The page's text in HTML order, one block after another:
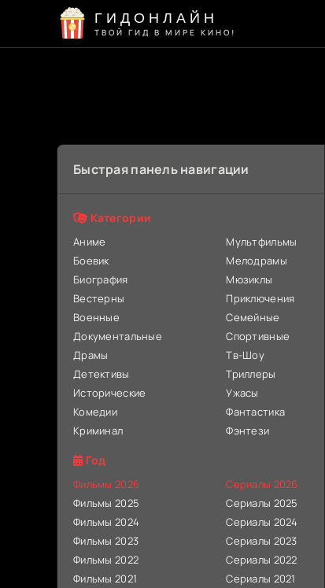
ГИДОНЛАЙН
ТВОЙ ГИД В МИРЕ КИНО!
Быстрая панель навигации
Категории
Аниме
Боевик
Биография
Вестерны
Военные
Документальные
Драмы
Детективы
Исторические
Комедии
Криминал
Мультфильмы
Мелодрамы
Мюзиклы
Приключения
Семейные
Спортивные
Тв-Шоу
Триллеры
Ужасы
Фантастика
Фэнтези
Год
Фильмы 2026
Фильмы 2025
Фильмы 2024
Фильмы 2023
Фильмы 2022
Фильмы 2021
Сериалы 2026
Сериалы 2025
Сериалы 2024
Сериалы 2023
Сериалы 2022
Сериалы 2021